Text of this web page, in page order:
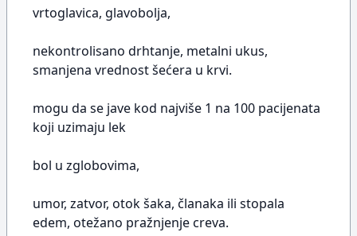
vrtoglavica, glavobolja,
nekontrolisano drhtanje, metalni ukus,
smanjena vrednost šećera u krvi.
mogu da se jave kod najviše 1 na 100 pacijenata
koji uzimaju lek
bol u zglobovima,
umor, zatvor, otok šaka, članaka ili stopala
edem, otežano pražnjenje creva.